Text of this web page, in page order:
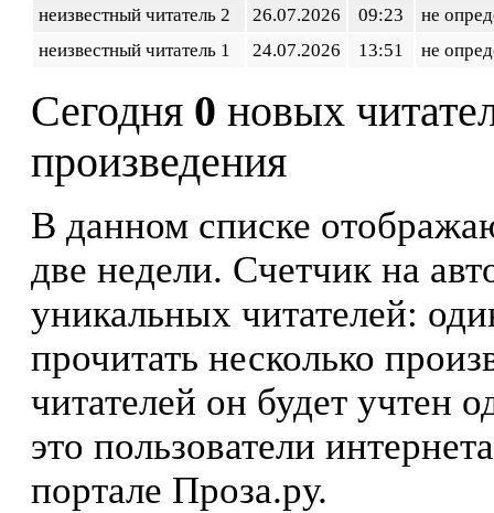
неизвестный читатель 2
26.07.2026 09:23
не
неизвестный читатель 1
24.07.2026 13:51 не
Сегодня 0 новых
произведения
В данном списке
две недели. Счетчик на
уникальных читателей:
прочитать несколько
читателей он будет учтен
это пользователи
портале Проза.ру.